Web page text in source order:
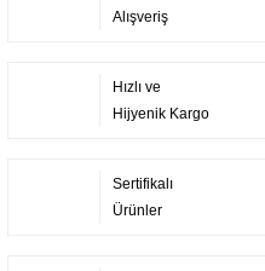
Alışveriş
Hızlı ve
Hijyenik Kargo
Sertifikalı
Ürünler